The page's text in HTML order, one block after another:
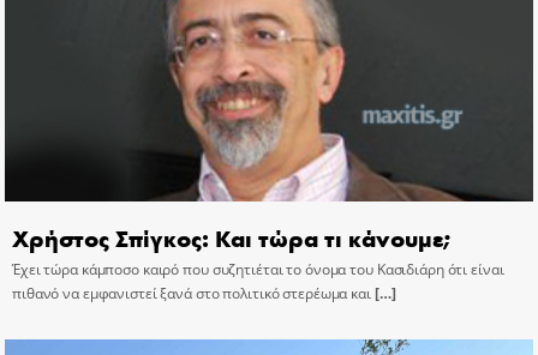
Χρήστος Σπίγκος: Και τώρα τι κάνουμε;
Έχει τώρα κάμποσο καιρό που συζητιέται το όνομα του Κασιδιάρη ότι είναι
πιθανό να εμφανιστεί ξανά στο πολιτικό στερέωμα και[…]